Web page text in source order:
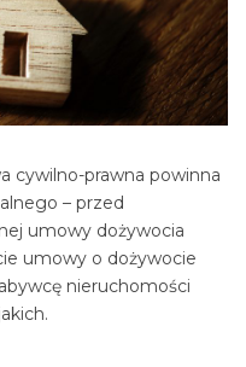
cywilno-prawna powinna
– przed
umowy dożywocia
umowy o dożywocie
nieruchomości